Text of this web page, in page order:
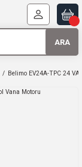
ARA
Belimo EV24A-TPC 24